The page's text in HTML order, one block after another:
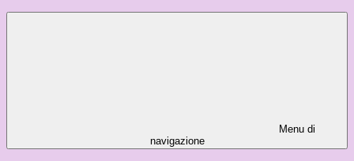
Menu di
navigazione